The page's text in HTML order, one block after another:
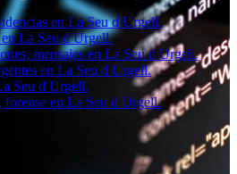
en La Seu d Urgell.
La Seu d Urgell.
mensajes en La Seu d Urgell.
en La Seu d Urgell.
Seu d Urgell.
en La Seu d Urgell.